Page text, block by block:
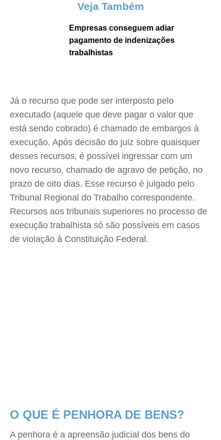
Veja Também
Empresas conseguem adiar
pagamento de indenizações
trabalhistas
Já o recurso que pode ser interposto pelo
executado (aquele que deve pagar o valor que
está sendo cobrado) é chamado de embargos à
execução. Após decisão do juiz sobre quaisquer
desses recursos, é possível ingressar com um
novo recurso, chamado de agravo de petição, no
prazo de oito dias. Esse recurso é julgado pelo
Tribunal Regional do Trabalho correspondente.
Recursos aos tribunais superiores no processo de
execução trabalhista só são possíveis em casos
de violação à Constituição Federal.
O QUE É PENHORA DE BENS?
A penhora é a apreensão judicial dos bens do